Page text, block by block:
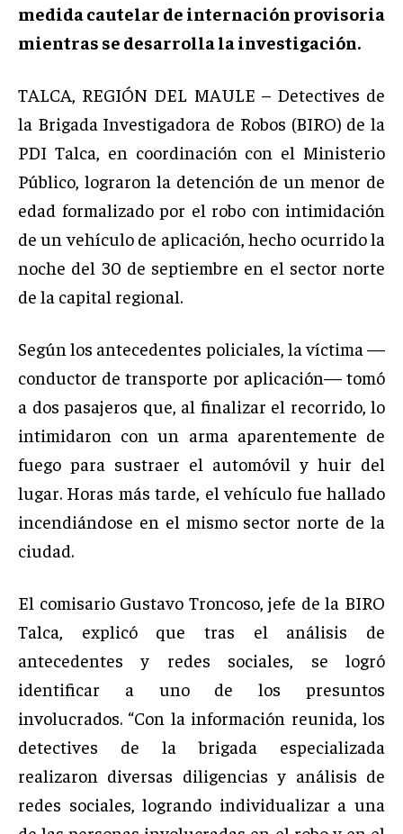
medida cautelar de internación provisoria
mientras se desarrolla la investigación.
TALCA, REGIÓN DEL MAULE – Detectives de
la Brigada Investigadora de Robos (BIRO) de la
PDI Talca, en coordinación con el Ministerio
Público, lograron la detención de un menor de
edad formalizado por el robo con intimidación
de un vehículo de aplicación, hecho ocurrido la
noche del 30 de septiembre en el sector norte
de la capital regional.
Según los antecedentes policiales, la víctima —
conductor de transporte por aplicación— tomó
a dos pasajeros que, al finalizar el recorrido, lo
intimidaron con un arma aparentemente de
fuego para sustraer el automóvil y huir del
lugar. Horas más tarde, el vehículo fue hallado
incendiándose en el mismo sector norte de la
ciudad.
El comisario Gustavo Troncoso, jefe de la BIRO
Talca, explicó que tras el análisis de
antecedentes y redes sociales, se logró
identificar a uno de los presuntos
involucrados. “Con la información reunida, los
detectives de la brigada especializada
realizaron diversas diligencias y análisis de
redes sociales, logrando individualizar a una